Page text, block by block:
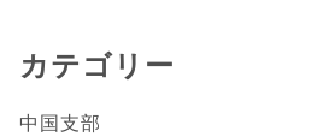
カテゴリー
中国支部